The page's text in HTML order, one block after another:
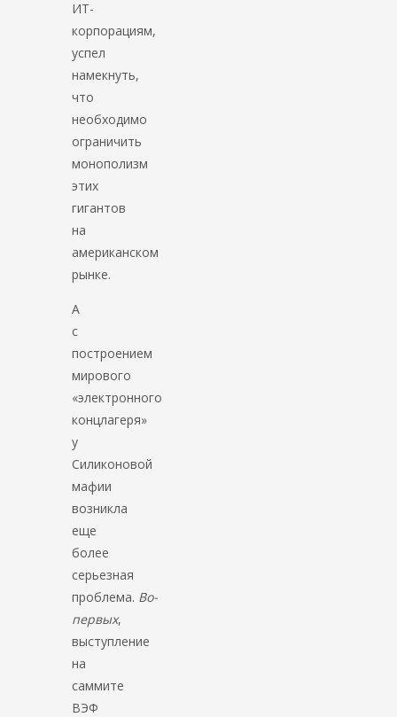
ИТ-
корпорациям,
успел
намекнуть,
что
необходимо
ограничить
монополизм
этих
гигантов
на
американском
рынке.
А
с
построением
мирового
«электронного
концлагеря»
у
Силиконовой
мафии
возникла
еще
более
серьезная
проблема. Во-
первых,
выступление
на
саммите
ВЭФ